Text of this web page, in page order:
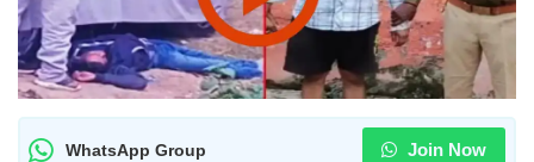
WhatsApp Group Join Now